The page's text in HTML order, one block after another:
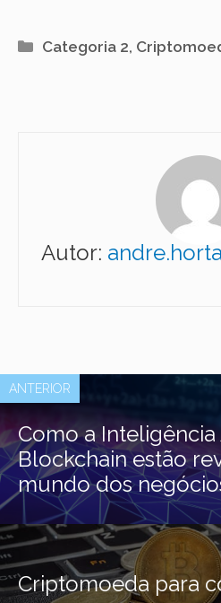
Categorias
Categoria 2,
Autor: andre.horta
ANTERIOR
Como a Inteligência
Blockchain estão
mundo dos
Criptomoeda para